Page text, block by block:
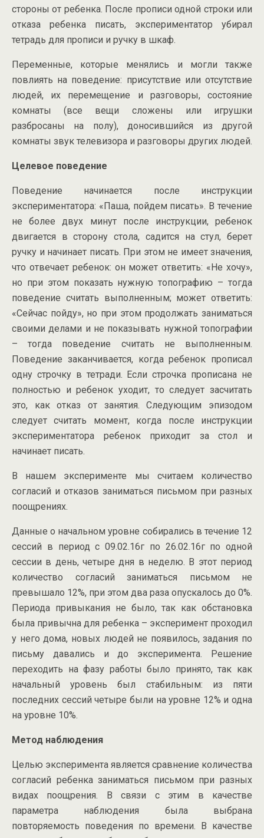
стороны от ребенка. После прописи одной строки или
отказа ребенка писать, экспериментатор убирал
тетрадь для прописи и ручку в шкаф.
Переменные, которые менялись и могли также
повлиять на поведение: присутствие или отсутствие
людей, их перемещение и разговоры, состояние
комнаты (все вещи сложены или игрушки
разбросаны на полу), доносившийся из другой
комнаты звук телевизора и разговоры других людей.
Целевое поведение
Поведение начинается после инструкции
экспериментатора: «Паша, пойдем писать». В течение
не более двух минут после инструкции, ребенок
двигается в сторону стола, садится на стул, берет
ручку и начинает писать. При этом не имеет значения,
что отвечает ребенок: он может ответить: «Не хочу»,
но при этом показать нужную топографию – тогда
поведение считать выполненным; может ответить:
«Сейчас пойду», но при этом продолжать заниматься
своими делами и не показывать нужной топографии
– тогда поведение считать не выполненным.
Поведение заканчивается, когда ребенок прописал
одну строчку в тетради. Если строчка прописана не
полностью и ребенок уходит, то следует засчитать
это, как отказ от занятия. Следующим эпизодом
следует считать момент, когда после инструкции
экспериментатора ребенок приходит за стол и
начинает писать.
В нашем эксперименте мы считаем количество
согласий и отказов заниматься письмом при разных
поощрениях.
Данные о начальном уровне собирались в течение 12
сессий в период с 09.02.16г по 26.02.16г по одной
сессии в день, четыре дня в неделю. В этот период
количество согласий заниматься письмом не
превышало 12%, при этом два раза опускалось до 0%.
Периода привыкания не было, так как обстановка
была привычна для ребенка – эксперимент проходил
у него дома, новых людей не появилось, задания по
письму давались и до эксперимента. Решение
переходить на фазу работы было принято, так как
начальный уровень был стабильным: из пяти
последних сессий четыре были на уровне 12% и одна
на уровне 10%.
Метод наблюдения
Целью эксперимента является сравнение количества
согласий ребенка заниматься письмом при разных
видах поощрения. В связи с этим в качестве
параметра наблюдения была выбрана
повторяемость поведения по времени. В качестве